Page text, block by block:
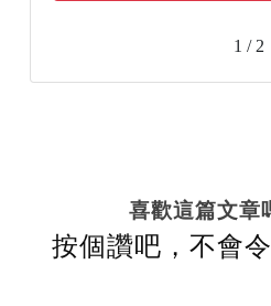
1 / 2
喜歡這篇文章
按個讚吧，不會